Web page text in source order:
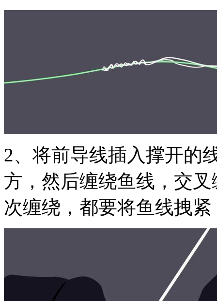
2、将前导线插入撑开的
方，然后缠绕鱼线，交
次缠绕，都要将鱼线拽